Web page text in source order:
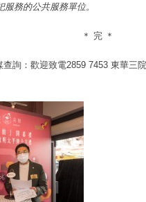
務的公共服務單位。
＊ 完 ＊
查詢：歡迎致電2859 7453 東華三